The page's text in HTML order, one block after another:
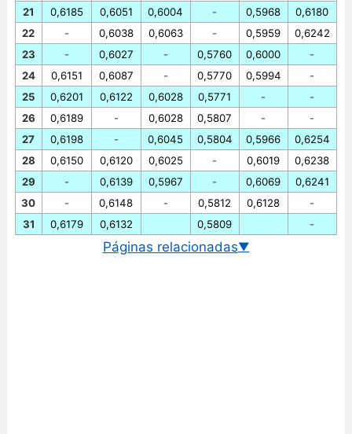
21
22
23
24
25
26
27
28
29
30
31
0,6185
-
-
0,6151
0,6201
0,6189
0,6198
0,6150
-
-
0,6179
0,6051
0,6038
0,6027
0,6087
0,6122
-
-
0,6120
0,6139
0,6148
0,6132
0,6004
0,6063
-
-
0,6028
0,6028
0,6045
0,6025
0,5967
-
-
-
0,5760
0,5770
0,5771
0,5807
0,5804
-
-
0,5812
0,5809
0,5968
0,5959
0,6000
0,5994
-
-
0,5966
0,6019
0,6069
0,6128
0,6180
0,6242
-
-
-
-
0,6254
0,6238
0,6241
-
-
Páginas relacionadas▼